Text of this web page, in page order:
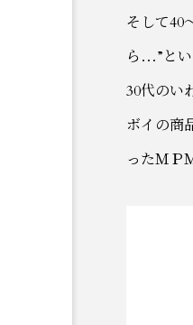
そして40
ら…”とい
30代のい
ボイの商
ったＭＰ